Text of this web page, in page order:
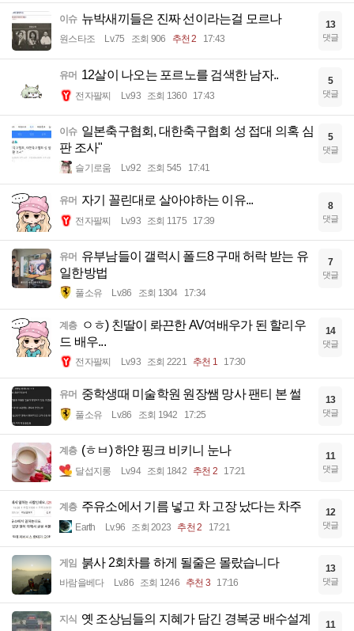
이슈 뉴박새끼들은 진짜 선이라는걸 모르나
원스타조 Lv.75 조회 906 추천 2 17:43
13
댓글
유머 12살이 나오는 포르노를 검색한 남자..
전자팔찌 Lv.93 조회 1360 17:43
5
댓글
이슈 일본축구협회, 대한축구협회 성 접대 의혹 심
판 조사"
슬기로움 Lv.92 조회 545 17:41
5
댓글
유머 자기 꼴린대로 살아야하는 이유...
전자팔찌 Lv.93 조회 1175 17:39
8
댓글
유머 유부남들이 갤럭시 폴드8 구매 허락 받는 유
일한방법
풀소유 Lv.86 조회 1304 17:34
7
댓글
계층
ㅇㅎ) 친딸이 롸끈한 AV여배우가 된 할리우
드 배우...
전자팔찌 Lv.93 조회 2221 추천 1 17:30
14
댓글
유머 중학생때 미술학원 원장쌤 망사 팬티 본 썰
풀소유 Lv.86 조회 1942 17:25
13
댓글
계층 (ㅎㅂ) 하얀 핑크 비키니 눈나
달섭지롱 Lv.94 조회 1842 추천 2 17:21
11
댓글
계층 주유소에서 기름 넣고 차 고장 났다는 차주
Earth Lv.96 조회 2023 추천 2 17:21
12
댓글
게임 붉사 2회차를 하게 될줄은 몰랐습니다
바람을베다 Lv.86 조회 1246 추천 3 17:16
13
댓글
지식 옛 조상님들의 지혜가 담긴 경복궁 배수설계 11